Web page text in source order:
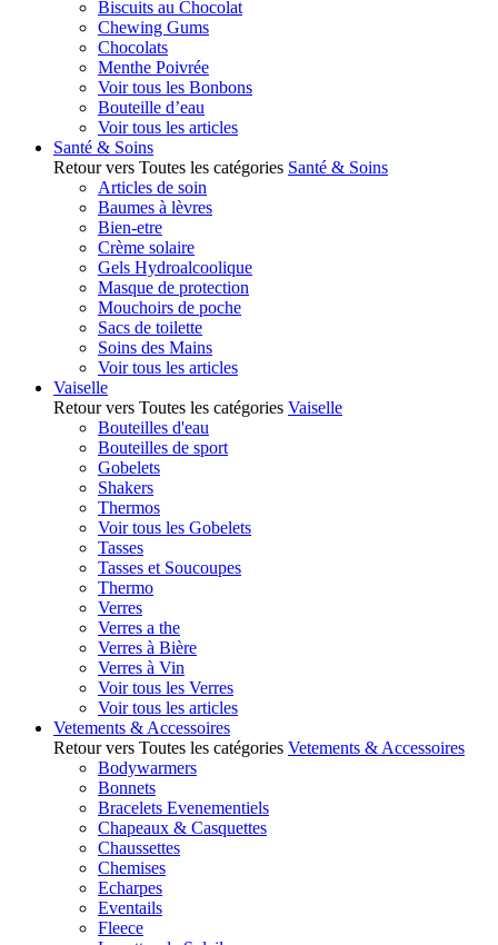
Biscuits au Chocolat
Chewing Gums
Chocolats
Menthe Poivrée
Voir tous les Bonbons
Bouteille d’eau
Voir tous les articles
Santé & Soins
Retour vers Toutes les catégories Santé & Soins
Articles de soin
Baumes à lèvres
Bien-etre
Crème solaire
Gels Hydroalcoolique
Masque de protection
Mouchoirs de poche
Sacs de toilette
Soins des Mains
Voir tous les articles
Vaiselle
Retour vers Toutes les catégories Vaiselle
Bouteilles d'eau
Bouteilles de sport
Gobelets
Shakers
Thermos
Voir tous les Gobelets
Tasses
Tasses et Soucoupes
Thermo
Verres
Verres a the
Verres à Bière
Verres à Vin
Voir tous les Verres
Voir tous les articles
Vetements & Accessoires
Retour vers Toutes les catégories Vetements & Accessoires
Bodywarmers
Bonnets
Bracelets Evenementiels
Chapeaux & Casquettes
Chaussettes
Chemises
Echarpes
Eventails
Fleece